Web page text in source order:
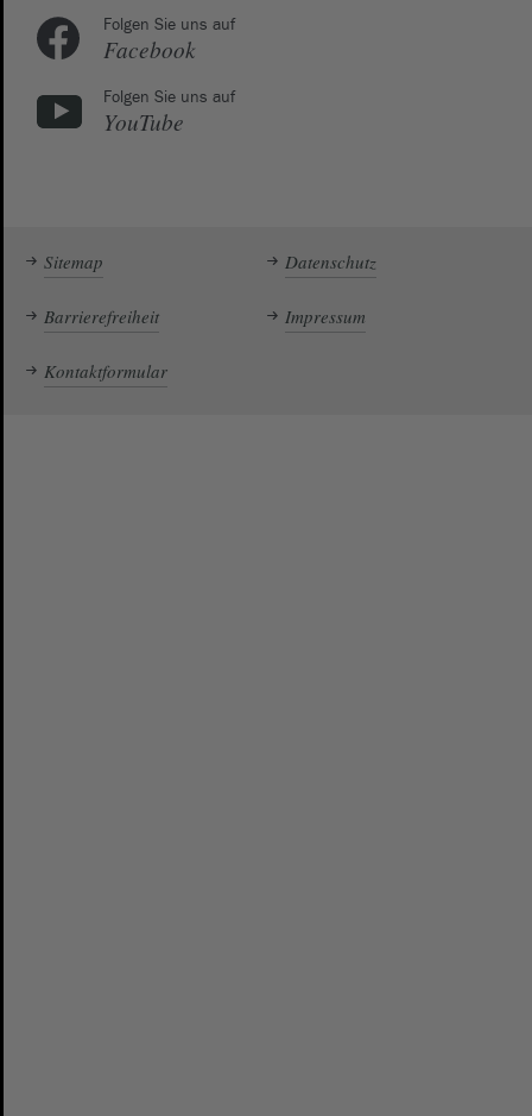
Folgen Sie uns auf
Facebook
Folgen Sie uns auf
YouTube
Sitemap Datenschutz
Barrierefreiheit Impressum
Kontaktformular